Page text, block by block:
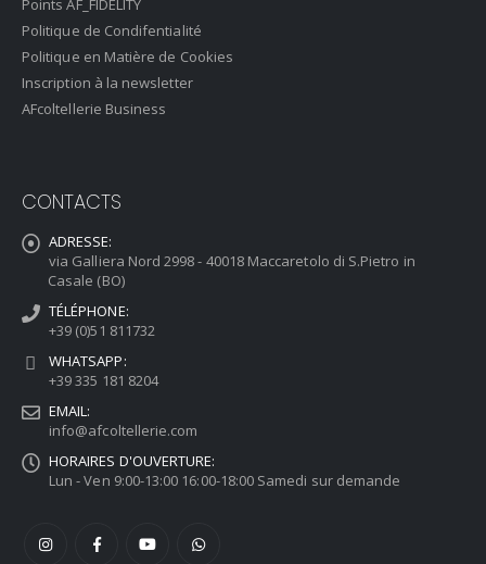
Points AF_FIDELITY
Politique de Condifentialité
Politique en Matière de Cookies
Inscription à la newsletter
AFcoltellerie Business
CONTACTS
ADRESSE:
via Galliera Nord 2998 - 40018 Maccaretolo di S.Pietro in
Casale (BO)
TÉLÉPHONE:
+39 (0)51 811732
WHATSAPP:
+39 335 181 8204
EMAIL:
info@afcoltellerie.com
HORAIRES D'OUVERTURE:
Lun - Ven 9:00-13:00 16:00-18:00 Samedi sur demande